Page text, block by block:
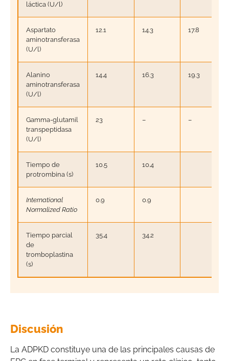
láctica (U/l)
Aspartato
aminotransferasa
(U/l)
12.1 14.3 17.8
Alanino
aminotransferasa
(U/l)
14.4 16.3 19.3
Gamma-glutamil
transpeptidasa
(U/l)
23 – –
Tiempo de
protrombina (s)
10.5 10.4
International
Normalized Ratio
0.9 0.9
Tiempo parcial
de
tromboplastina
(s)
35.4 34.2
Discusión
La ADPKD constituye una de las principales causas de